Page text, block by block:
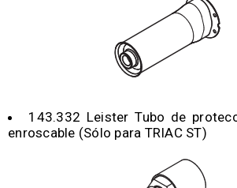
143.332 Leister Tubo de
enroscable (Sólo para TRIAC ST)